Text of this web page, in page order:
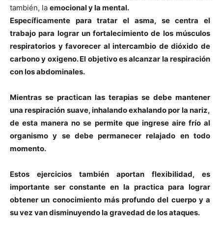
también, la emocional y la mental.
Especí­ficamente para tratar el asma, se centra el
trabajo para lograr un fortalecimiento de los músculos
respiratorios y favorecer al intercambio de dióxido de
carbono y oxigeno. El objetivo es alcanzar la respiración
con los abdominales.
Mientras se practican las terapias se debe mantener
unarespiración suave, inhalando exhalando por la nariz,
de esta manera no se permite que ingrese aire frí­o al
organismo y se debepermanecer relajado en todo
momento.
Estos ejercicios también aportan flexibilidad, es
importante ser constante en la practica para lograr
obtener un conocimiento más profundo del cuerpo y a
su vez van disminuyendo la gravedad de los ataques.